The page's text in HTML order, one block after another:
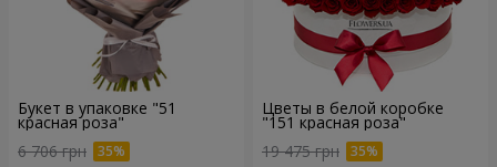
Букет в упаковке "51
красная роза"
6 706 грн
Цветы в белой коробке
"151 красная роза"
19 475 грн